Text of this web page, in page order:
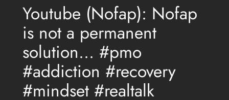
Youtube (Nofap): Nofap
is not a permanent
solution… #pmo
#addiction #recovery
#mindset #realtalk